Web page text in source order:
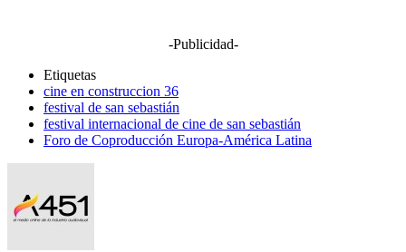
-Publicidad-
Etiquetas
cine en construccion 36
festival de san sebastián
festival internacional de cine de san sebastián
Foro de Coproducción Europa-América Latina